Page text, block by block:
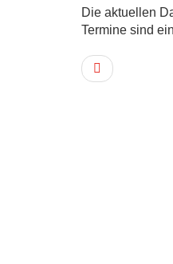
Die aktuellen
Termine sind